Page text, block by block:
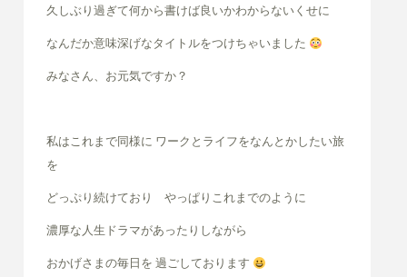
久しぶり過ぎて何から書けば良いかわからないくせに
なんだか意味深げなタイトルをつけちゃいました
みなさん、お元気ですか？
私はこれまで同様に ワークとライフをなんとかしたい旅
を
どっぷり続けており やっぱりこれまでのように
濃厚な人生ドラマがあったりしながら
おかげさまの毎日を 過ごしております